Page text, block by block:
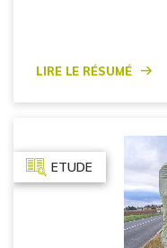
Lire le résumé
ETUDE